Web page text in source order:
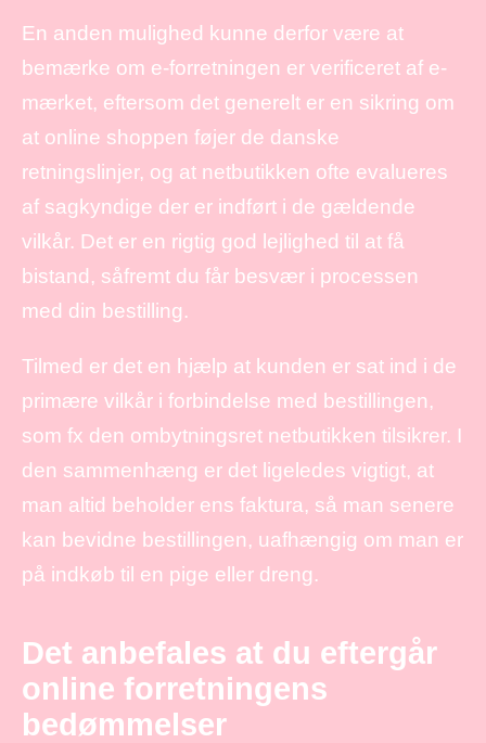
En anden mulighed kunne derfor være at
bemærke om e-forretningen er verificeret af e-
mærket, eftersom det generelt er en sikring om
at online shoppen føjer de danske
retningslinjer, og at netbutikken ofte evalueres
af sagkyndige der er indført i de gældende
vilkår. Det er en rigtig god lejlighed til at få
bistand, såfremt du får besvær i processen
med din bestilling.
Tilmed er det en hjælp at kunden er sat ind i de
primære vilkår i forbindelse med bestillingen,
som fx den ombytningsret netbutikken tilsikrer. I
den sammenhæng er det ligeledes vigtigt, at
man altid beholder ens faktura, så man senere
kan bevidne bestillingen, uafhængig om man er
på indkøb til en pige eller dreng.
Det anbefales at du eftergår
online forretningens
bedømmelser